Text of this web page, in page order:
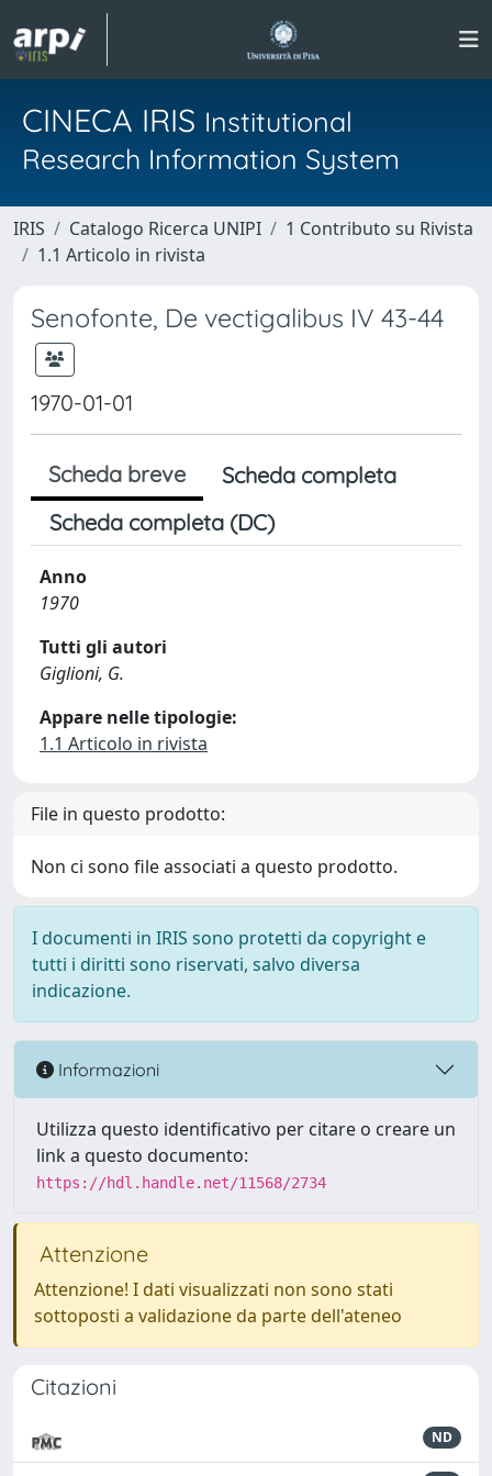
CINECA IRIS Institutional
Research Information System
IRIS Catalogo Ricerca UNIPI
1 Contributo su Rivista
1.1 Articolo in rivista
Senofonte, De vectigalibus IV 43-44
1970-01-01
Scheda breve
Scheda completa
Scheda completa (DC)
Anno
1970
Tutti gli autori
Giglioni, G.
Appare nelle tipologie:
1.1 Articolo in rivista
File in questo prodotto:
Non ci sono file associati a questo prodotto.
I documenti in IRIS sono protetti da copyright e
tutti i diritti sono riservati, salvo diversa
indicazione.
Informazioni
Utilizza questo identificativo per citare o creare un
link a questo documento:
https://hdl.handle.net/11568/2734
Attenzione
Attenzione! I dati visualizzati non sono stati
sottoposti a validazione da parte dell'ateneo
Citazioni
ND